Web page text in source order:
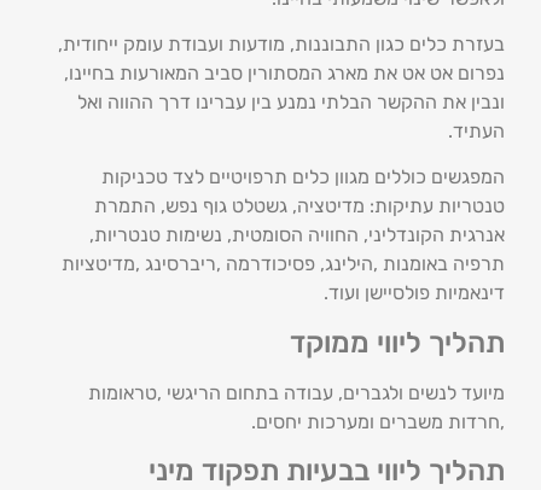
בעזרת כלים כגון התבוננות, מודעות ועבודת עומק ייחודית,
נפרום אט אט את מארג המסתורין סביב המאורעות בחיינו,
ונבין את ההקשר הבלתי נמנע בין עברינו דרך ההווה ואל
העתיד.
המפגשים כוללים מגוון כלים תרפויטיים לצד טכניקות
טנטריות עתיקות: מדיטציה, גשטלט גוף נפש, התמרת
אנרגית הקונדליני, החוויה הסומטית, נשימות טנטריות,
תרפיה באומנות ,הילינג, פסיכודרמה ,ריברסינג ,מדיטציות
דינאמיות פולסיישן ועוד.
תהליך ליווי ממוקד
מיועד לנשים ולגברים, עבודה בתחום הריגשי ,טראומות
,חרדות משברים ומערכות יחסים.
תהליך ליווי בבעיות תפקוד מיני